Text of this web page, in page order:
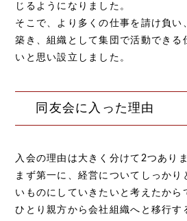
じるようになりました。
そこで、より多くの仕事を請け負い
築き、組織として集団で活動できる
いと思い設立しました。
同友会に入った理由
入会の理由は大きく分けて2つありま
まず第一に、経営についてしっかり
いものにしていきたいと考えたから
ひとり親方から会社組織へと移行す